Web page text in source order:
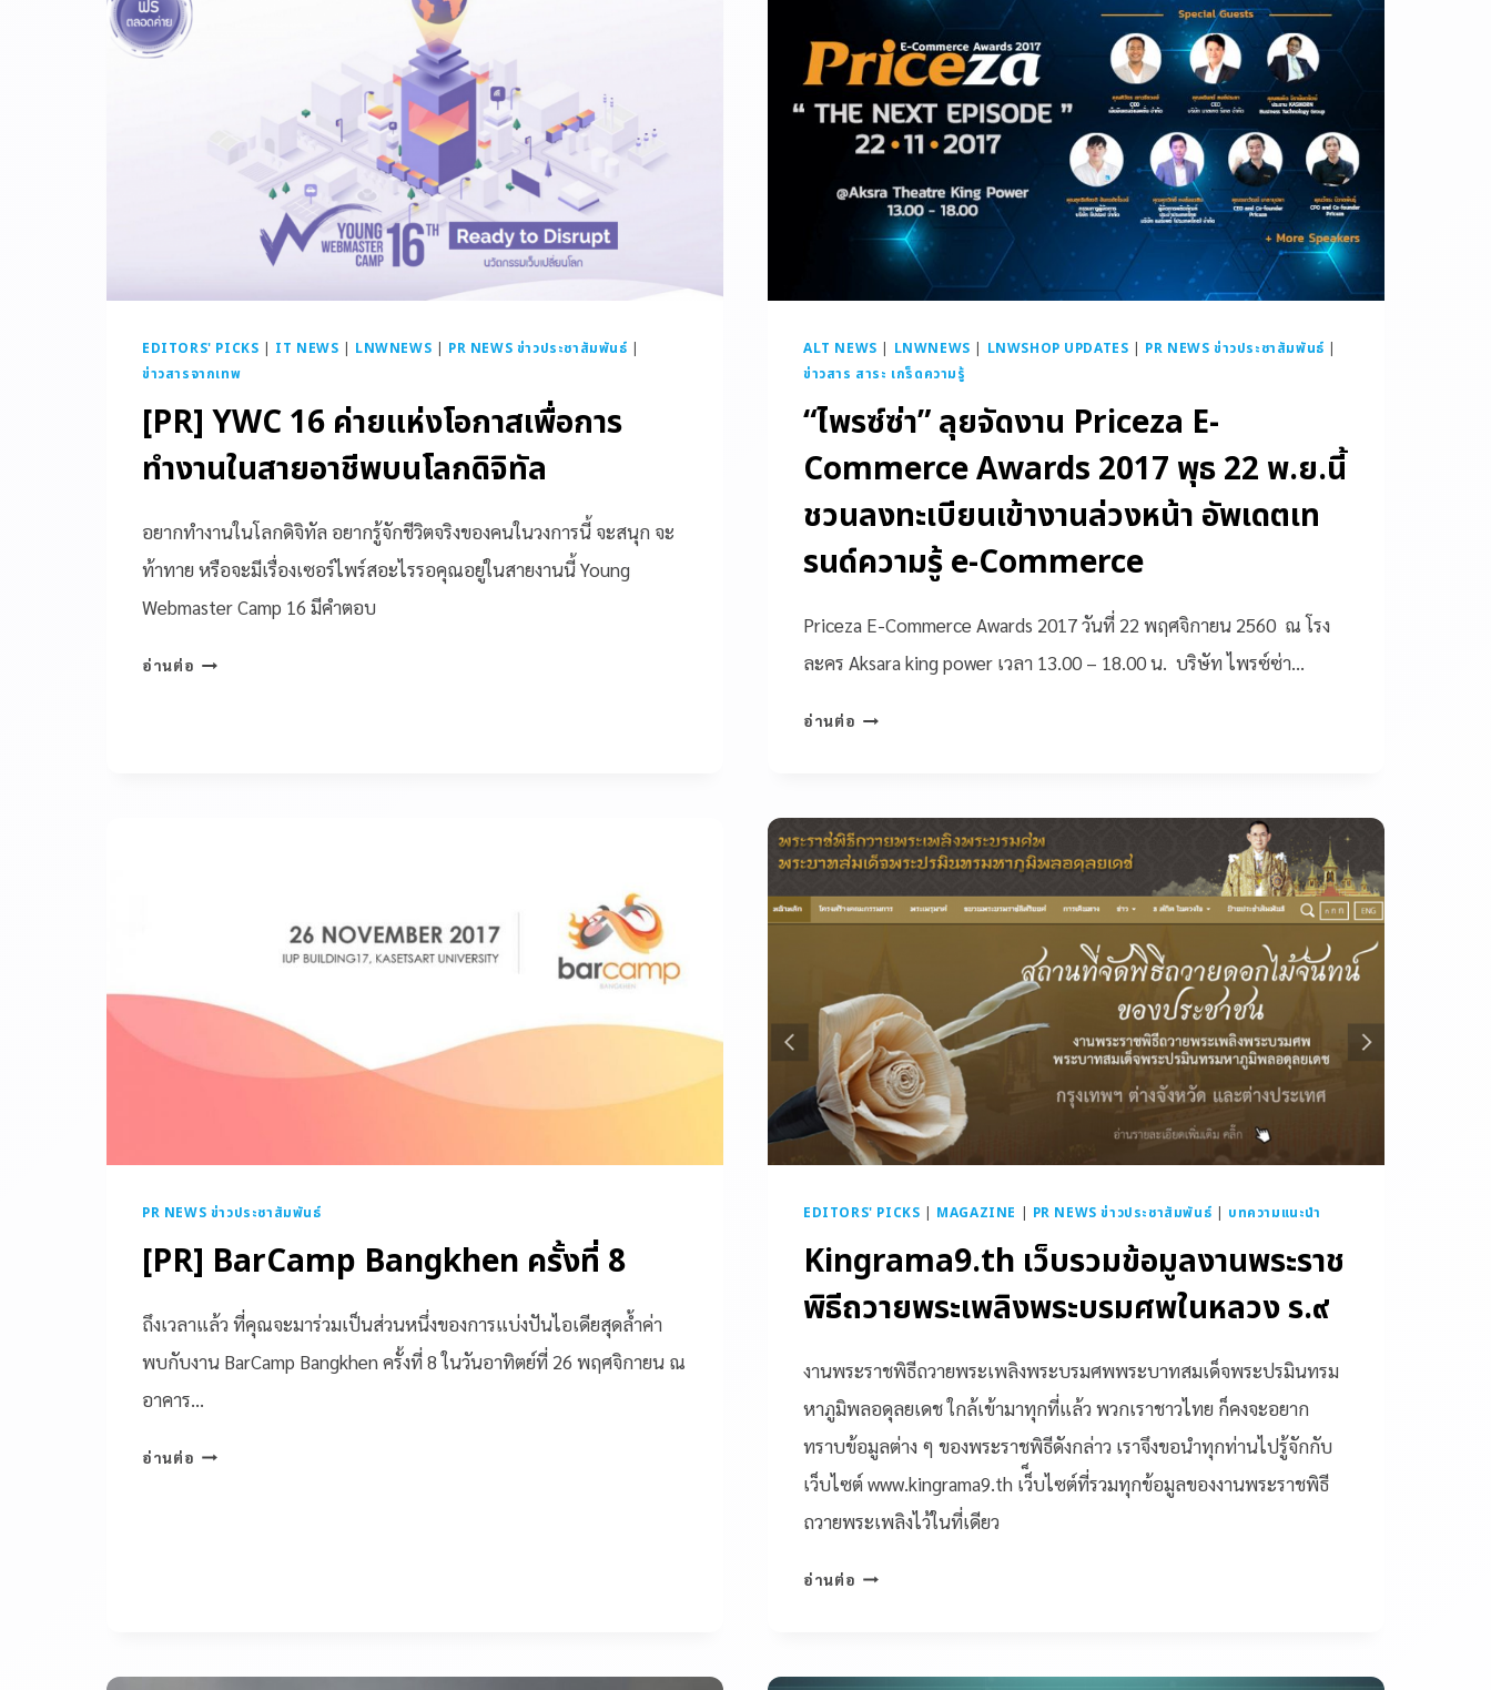
EDITORS' PICKS | IT NEWS | LNWNEWS | PR NEWS ข่าวประชาสัมพันธ์ |
ข่าวสารจากเทพ
[PR] YWC 16 ค่ายแห่งโอกาสเพื่อการ
ทำงานในสายอาชีพบนโลกดิจิทัล
อยากทำงานในโลกดิจิทัล อยากรู้จักชีวิตจริงของคนในวงการนี้ จะสนุก จะ
ท้าทาย หรือจะมีเรื่องเซอร์ไพร์สอะไรรอคุณอยู่ในสายงานนี้ Young
Webmaster Camp 16 มีคำตอบ
อ่านต่อ
ALT NEWS | LNWNEWS | LNWSHOP UPDATES | PR NEWS ข่าวประชาสัมพันธ์ |
ข่าวสาร สาระ เกร็ดความรู้
“ไพรซ์ซ่า” ลุยจัดงาน Priceza E-
Commerce Awards 2017 พุธ 22 พ.ย.นี้
ชวนลงทะเบียนเข้างานล่วงหน้า อัพเดตเท
รนด์ความรู้ e-Commerce
Priceza E-Commerce Awards 2017 วันที่ 22 พฤศจิกายน 2560 ณ โรง
ละคร Aksara king power เวลา 13.00 – 18.00 น. บริษัท ไพรซ์ซ่า…
อ่านต่อ
PR NEWS ข่าวประชาสัมพันธ์
[PR] BarCamp Bangkhen ครั้งที่ 8
ถึงเวลาแล้ว ที่คุณจะมาร่วมเป็นส่วนหนึ่งของการแบ่งปันไอเดียสุดล้ำค่า
พบกับงาน BarCamp Bangkhen ครั้งที่ 8 ในวันอาทิตย์ที่ 26 พฤศจิกายน ณ
อาคาร…
อ่านต่อ
EDITORS' PICKS | MAGAZINE | PR NEWS ข่าวประชาสัมพันธ์ | บทความแนะนำ
Kingrama9.th เว็บรวมข้อมูลงานพระราช
พิธีถวายพระเพลิงพระบรมศพในหลวง ร.๙
งานพระราชพิธีถวายพระเพลิงพระบรมศพพระบาทสมเด็จพระปรมินทรม
หาภูมิพลอดุลยเดช ใกล้เข้ามาทุกที่แล้ว พวกเราชาวไทย ก็คงจะอยาก
ทราบข้อมูลต่าง ๆ ของพระราชพิธีดังกล่าว เราจึงขอนำทุกท่านไปรู้จักกับ
เว็บไซต์ www.kingrama9.th เว็็บไซต์ที่รวมทุกข้อมูลของงานพระราชพิธี
ถวายพระเพลิงไว้ในที่เดียว
อ่านต่อ